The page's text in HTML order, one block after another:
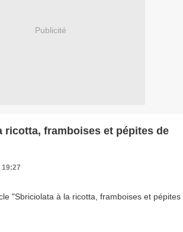
Publicité
ricotta, framboises et pépites de
19:27